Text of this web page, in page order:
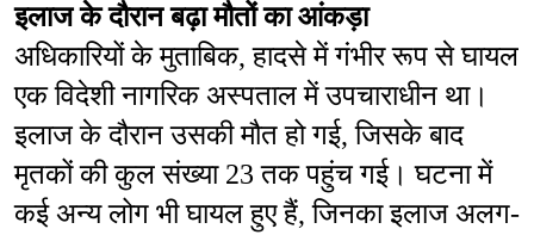
इलाज के दौरान बढ़ा मौतों का आंकड़ा
अधिकारियों के मुताबिक, हादसे में गंभीर रूप से घायल
एक विदेशी नागरिक अस्पताल में उपचाराधीन था।
इलाज के दौरान उसकी मौत हो गई, जिसके बाद
मृतकों की कुल संख्या 23 तक पहुंच गई। घटना में
कई अन्य लोग भी घायल हुए हैं, जिनका इलाज अलग-